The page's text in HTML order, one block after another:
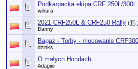
Podkarpacka ekipa CRF 250L/300L
wihura
2021 CRF250L & CRF250 Rally (
Danny
Bagaż - Torby - mocowanie
dzinks
O małych Hondach
Adagiio